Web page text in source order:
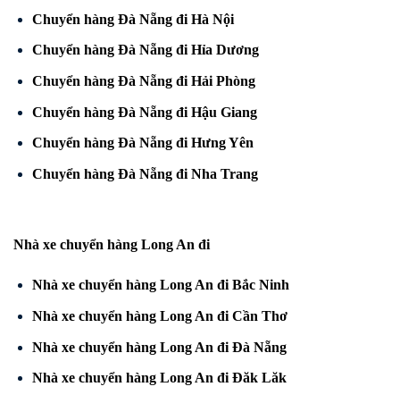
Chuyển hàng Đà Nẵng đi Hà Nội
Chuyển hàng Đà Nẵng đi Hỉa Dương
Chuyển hàng Đà Nẵng đi Hải Phòng
Chuyển hàng Đà Nẵng đi Hậu Giang
Chuyển hàng Đà Nẵng đi Hưng Yên
Chuyển hàng Đà Nẵng đi Nha Trang
Nhà xe chuyển hàng Long An đi
Nhà xe chuyển hàng Long An đi Bắc Ninh
Nhà xe chuyển hàng Long An đi Cần Thơ
Nhà xe chuyển hàng Long An đi Đà Nẵng
Nhà xe chuyển hàng Long An đi Đăk Lăk